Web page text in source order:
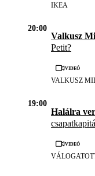
IKEA
20:00
Valkusz
Petit?
Videó
VALKUSZ
19:00
Halálra
Videó